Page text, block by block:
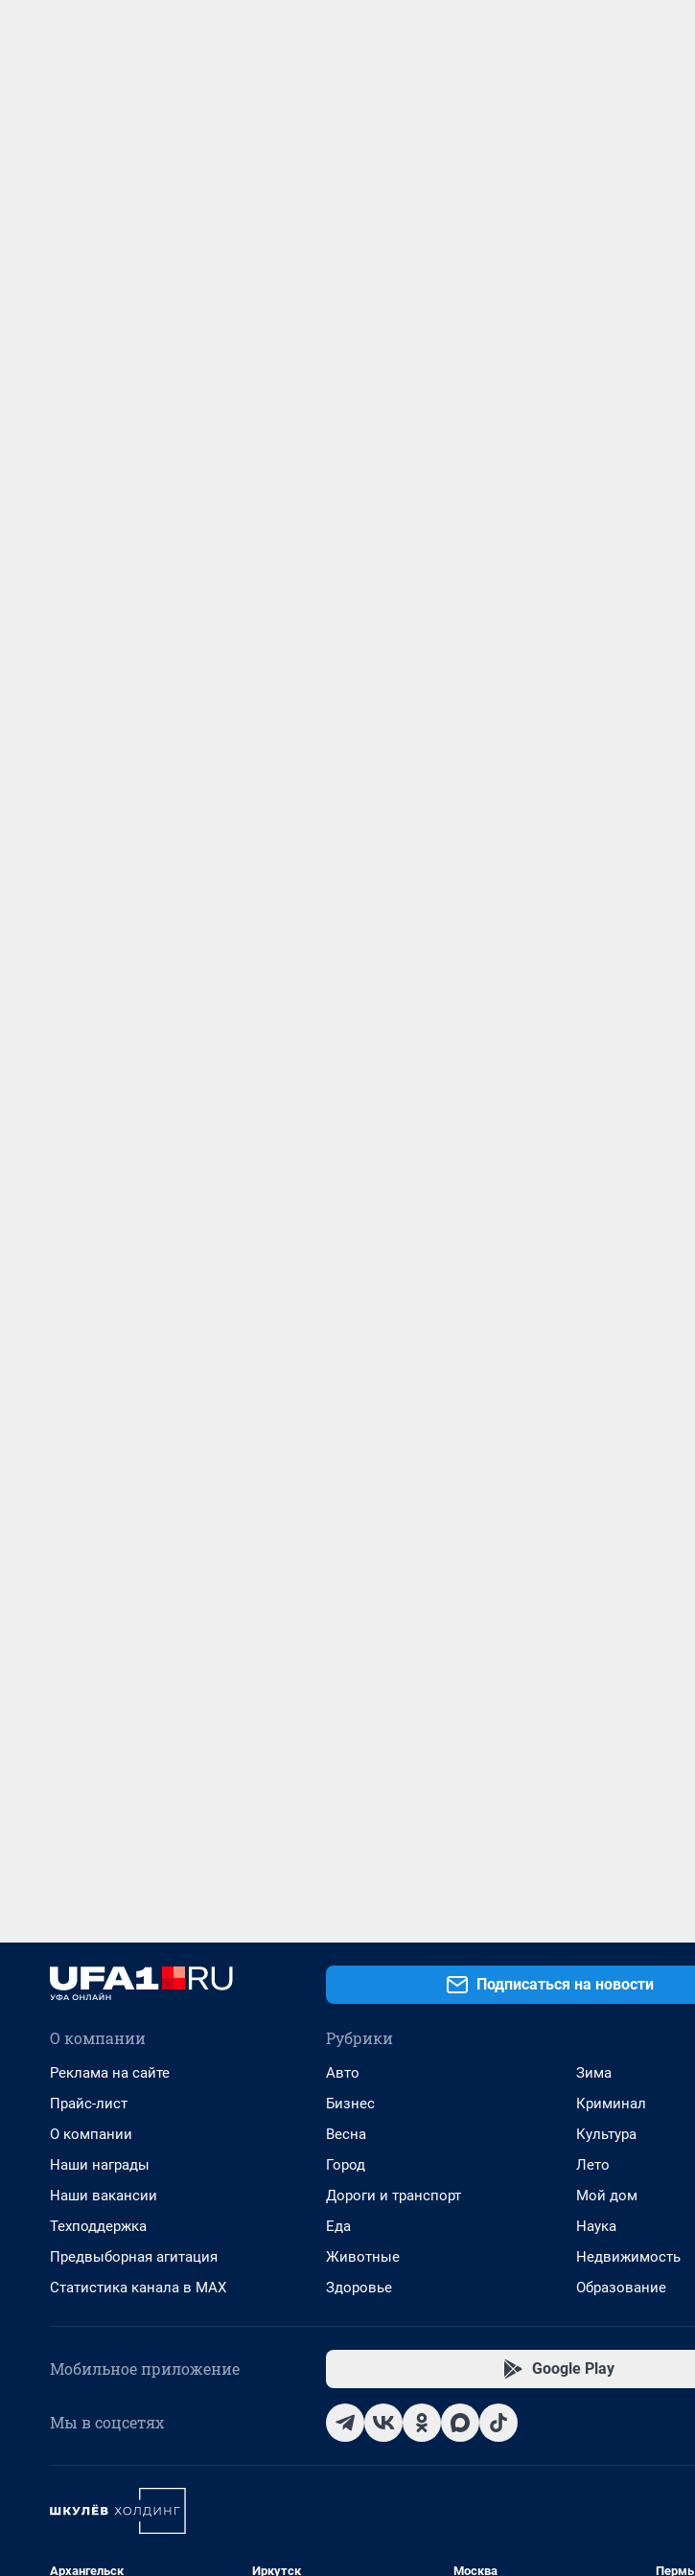
Подписаться на новости
О компании
Реклама на сайте
Прайс-лист
О компании
Наши награды
Наши вакансии
Техподдержка
Предвыборная агитация
Статистика канала в MAX
Рубрики
Авто
Бизнес
Весна
Город
Дороги и транспорт
Еда
Животные
Здоровье
Зима
Криминал
Культура
Лето
Мой дом
Наука
Недвижимость
Образование
Мобильное приложение Google Play
Мы в соцсетях
Архангельск Иркутск Москва Пермь